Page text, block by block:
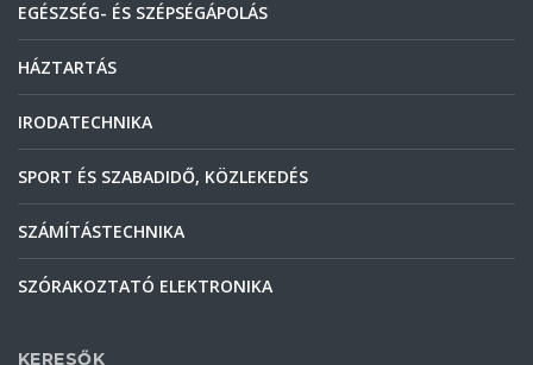
EGÉSZSÉG- ÉS SZÉPSÉGÁPOLÁS
HÁZTARTÁS
IRODATECHNIKA
SPORT ÉS SZABADIDŐ, KÖZLEKEDÉS
SZÁMÍTÁSTECHNIKA
SZÓRAKOZTATÓ ELEKTRONIKA
KERESŐK